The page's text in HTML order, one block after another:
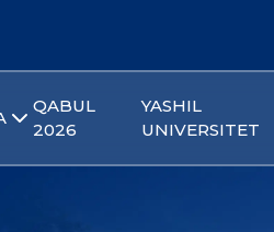
QABUL
2026
YASHIL
UNIVERSITET